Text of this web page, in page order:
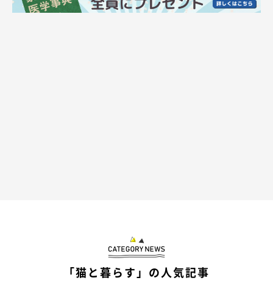
お尻歩きをする一番の原因として考えられるのは、
「猫と暮らす」の人気記事